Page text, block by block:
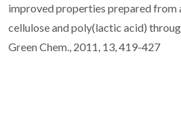
improved properties prepared
cellulose and poly(lactic acid)
Green Chem., 2011, 13, 419-427